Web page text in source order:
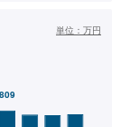
単位： 万円